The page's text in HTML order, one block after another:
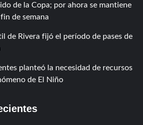
de la Copa; por ahora se mantiene
de semana
de Rivera fijó el período de pases de
planteó la necesidad de recursos
de El Niño